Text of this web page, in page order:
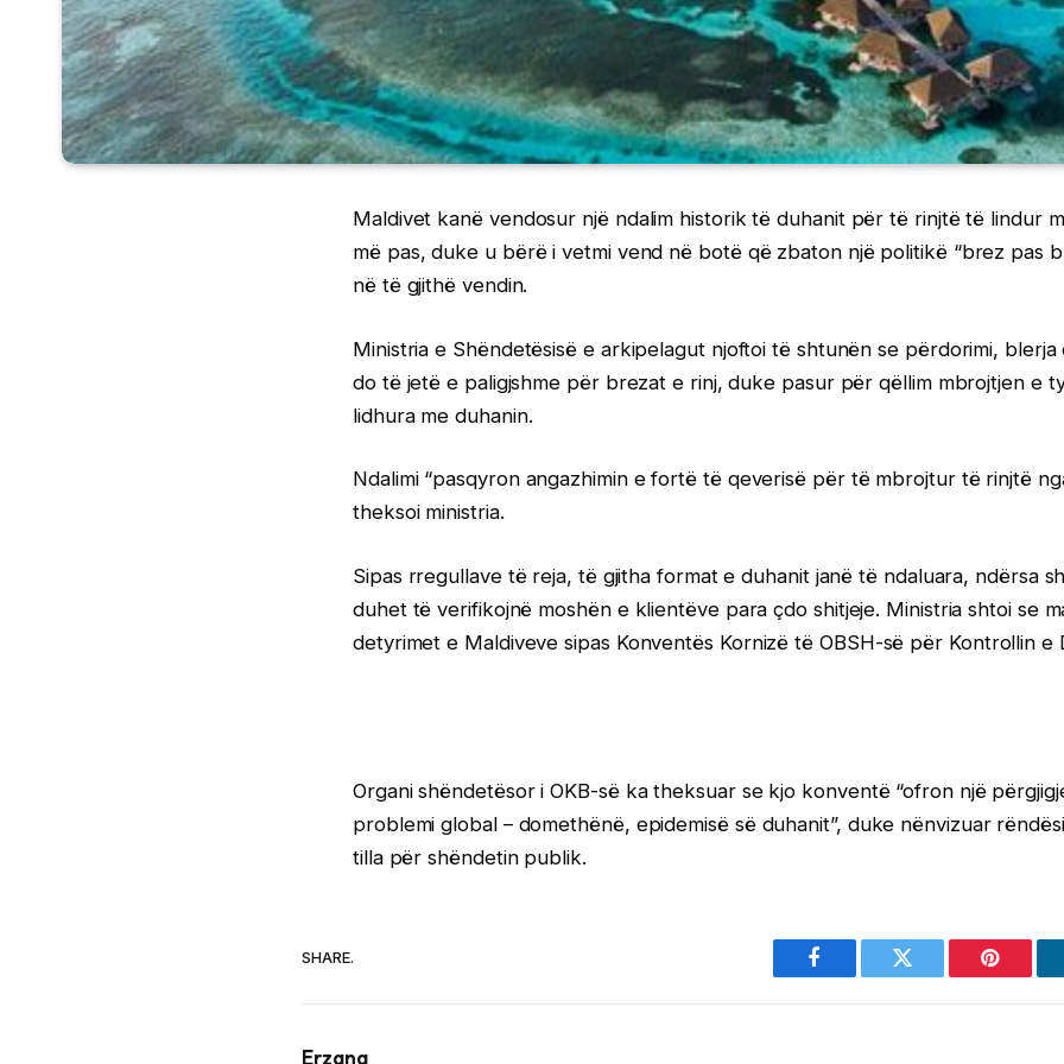
Maldivet kanë vendosur një ndalim historik të duhanit për të rinjtë të lindur
më pas, duke u bërë i vetmi vend në botë që zbaton një politikë “brez pas
në të gjithë vendin.
Ministria e Shëndetësisë e arkipelagut njoftoi të shtunën se përdorimi, blerja
do të jetë e paligjshme për brezat e rinj, duke pasur për qëllim mbrojtjen e
lidhura me duhanin.
Ndalimi “pasqyron angazhimin e fortë të qeverisë për të mbrojtur të rinjtë
theksoi ministria.
Sipas rregullave të reja, të gjitha format e duhanit janë të ndaluara, ndërsa
duhet të verifikojnë moshën e klientëve para çdo shitjeje. Ministria shtoi se
detyrimet e Maldiveve sipas Konventës Kornizë të OBSH-së për Kontrollin e
Organi shëndetësor i OKB-së ka theksuar se kjo konventë “ofron një
problemi global – domethënë, epidemisë së duhanit”, duke nënvizuar
tilla për shëndetin publik.
SHARE.
Facebook Twitter Pinterest
Erzana